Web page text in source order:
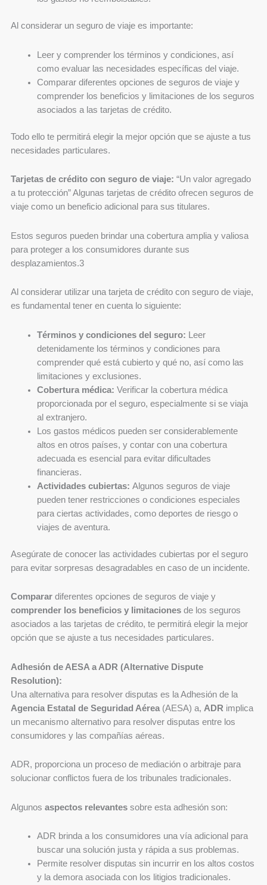
Al considerar un seguro de viaje es importante:
Leer y comprender los términos y condiciones, así
como evaluar las necesidades específicas del viaje.
Comparar diferentes opciones de seguros de viaje y
comprender los beneficios y limitaciones de los seguros
asociados a las tarjetas de crédito.
Todo ello te permitirá elegir la mejor opción que se ajuste a tus
necesidades particulares.
Tarjetas de crédito con seguro de viaje: “Un valor agregado
a tu protección” Algunas tarjetas de crédito ofrecen seguros de
viaje como un beneficio adicional para sus titulares.
Estos seguros pueden brindar una cobertura amplia y valiosa
para proteger a los consumidores durante sus
desplazamientos.3
Al considerar utilizar una tarjeta de crédito con seguro de viaje,
es fundamental tener en cuenta lo siguiente:
Términos y condiciones del seguro: Leer
detenidamente los términos y condiciones para
comprender qué está cubierto y qué no, así como las
limitaciones y exclusiones.
Cobertura médica: Verificar la cobertura médica
proporcionada por el seguro, especialmente si se viaja
al extranjero.
Los gastos médicos pueden ser considerablemente
altos en otros países, y contar con una cobertura
adecuada es esencial para evitar dificultades
financieras.
Actividades cubiertas: Algunos seguros de viaje
pueden tener restricciones o condiciones especiales
para ciertas actividades, como deportes de riesgo o
viajes de aventura.
Asegúrate de conocer las actividades cubiertas por el seguro
para evitar sorpresas desagradables en caso de un incidente.
Comparar diferentes opciones de seguros de viaje y
comprender los beneficios y limitaciones de los seguros
asociados a las tarjetas de crédito, te permitirá elegir la mejor
opción que se ajuste a tus necesidades particulares.
Adhesión de AESA a ADR (Alternative Dispute
Resolution):
Una alternativa para resolver disputas es la Adhesión de la
Agencia Estatal de Seguridad Aérea (AESA) a, ADR implica
un mecanismo alternativo para resolver disputas entre los
consumidores y las compañías aéreas.
ADR, proporciona un proceso de mediación o arbitraje para
solucionar conflictos fuera de los tribunales tradicionales.
Algunos aspectos relevantes sobre esta adhesión son:
ADR brinda a los consumidores una vía adicional para
buscar una solución justa y rápida a sus problemas.
Permite resolver disputas sin incurrir en los altos costos
y la demora asociada con los litigios tradicionales.